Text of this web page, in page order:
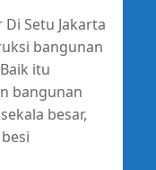
Setu Jakarta
bangunan
itu
bangunan
besar,